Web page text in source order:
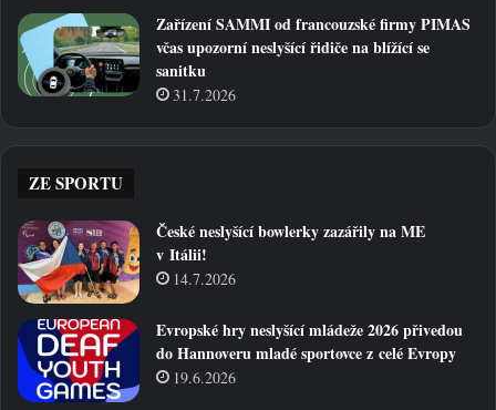
Zařízení SAMMI od francouzské firmy PIMAS
včas upozorní neslyšící řidiče na blížící se
sanitku
31.7.2026
ZE SPORTU
České neslyšící bowlerky zazářily na ME
v Itálii!
14.7.2026
Evropské hry neslyšící mládeže 2026 přivedou
do Hannoveru mladé sportovce z celé Evropy
19.6.2026